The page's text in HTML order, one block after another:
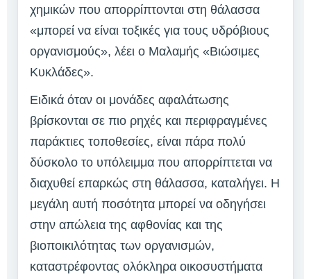
χημικών που απορρίπτονται στη θάλασσα
«μπορεί να είναι τοξικές για τους υδρόβιους
οργανισμούς», λέει ο Μαλαμής «Βιώσιμες
Κυκλάδες».
Ειδικά όταν οι μονάδες αφαλάτωσης
βρίσκονται σε πιο ρηχές και περιφραγμένες
παράκτιες τοποθεσίες, είναι πάρα πολύ
δύσκολο το υπόλειμμα που απορρίπτεται να
διαχυθεί επαρκώς στη θάλασσα, καταλήγει. Η
μεγάλη αυτή ποσότητα μπορεί να οδηγήσει
στην απώλεια της αφθονίας και της
βιοποικιλότητας των οργανισμών,
καταστρέφοντας ολόκληρα οικοσυστήματα